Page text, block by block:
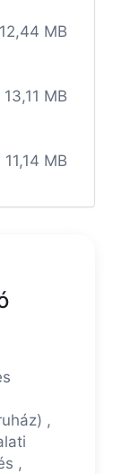
12,44 MB
13,11 MB
11,14 MB
,
,